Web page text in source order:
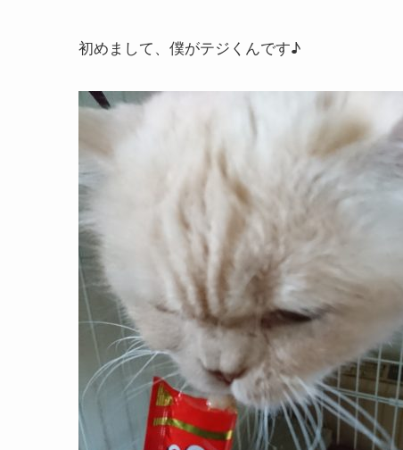
初めまして、僕がテジくんです♪